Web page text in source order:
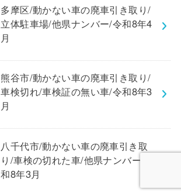
多摩区/動かない車の廃車引き取り/
立体駐車場/他県ナンバー/令和8年4
月
熊谷市/動かない車の廃車引き取り/
車検切れ/車検証の無い車/令和8年3
月
八千代市/動かない車の廃車引き取
り/車検の切れた車/他県ナンバー/令
和8年3月